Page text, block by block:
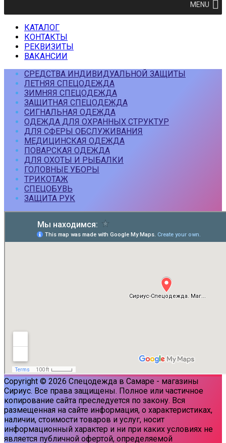
MENU
КАТАЛОГ
КОНТАКТЫ
РЕКВИЗИТЫ
ВАКАНСИИ
СРЕДСТВА ИНДИВИДУАЛЬНОЙ ЗАЩИТЫ
ЛЕТНЯЯ СПЕЦОДЕЖДА
ЗИМНЯЯ СПЕЦОДЕЖДА
ЗАЩИТНАЯ СПЕЦОДЕЖДА
СИГНАЛЬНАЯ ОДЕЖДА
ОДЕЖДА ДЛЯ ОХРАННЫХ СТРУКТУР
ДЛЯ СФЕРЫ ОБСЛУЖИВАНИЯ
МЕДИЦИНСКАЯ ОДЕЖДА
ПОВАРСКАЯ ОДЕЖДА
ДЛЯ ОХОТЫ И РЫБАЛКИ
ГОЛОВНЫЕ УБОРЫ
ТРИКОТАЖ
СПЕЦОБУВЬ
ЗАЩИТА РУК
Copyright © 2026 Спецодежда в Самаре - магазины
Сириус. Все права защищены. Полное или частичное
копирование сайта преследуется по закону. Вся
размещенная на сайте информация, о характеристиках,
наличии, стоимости товаров и услуг, носит
информационный характер и ни при каких условиях не
является публичной офертой, определяемой